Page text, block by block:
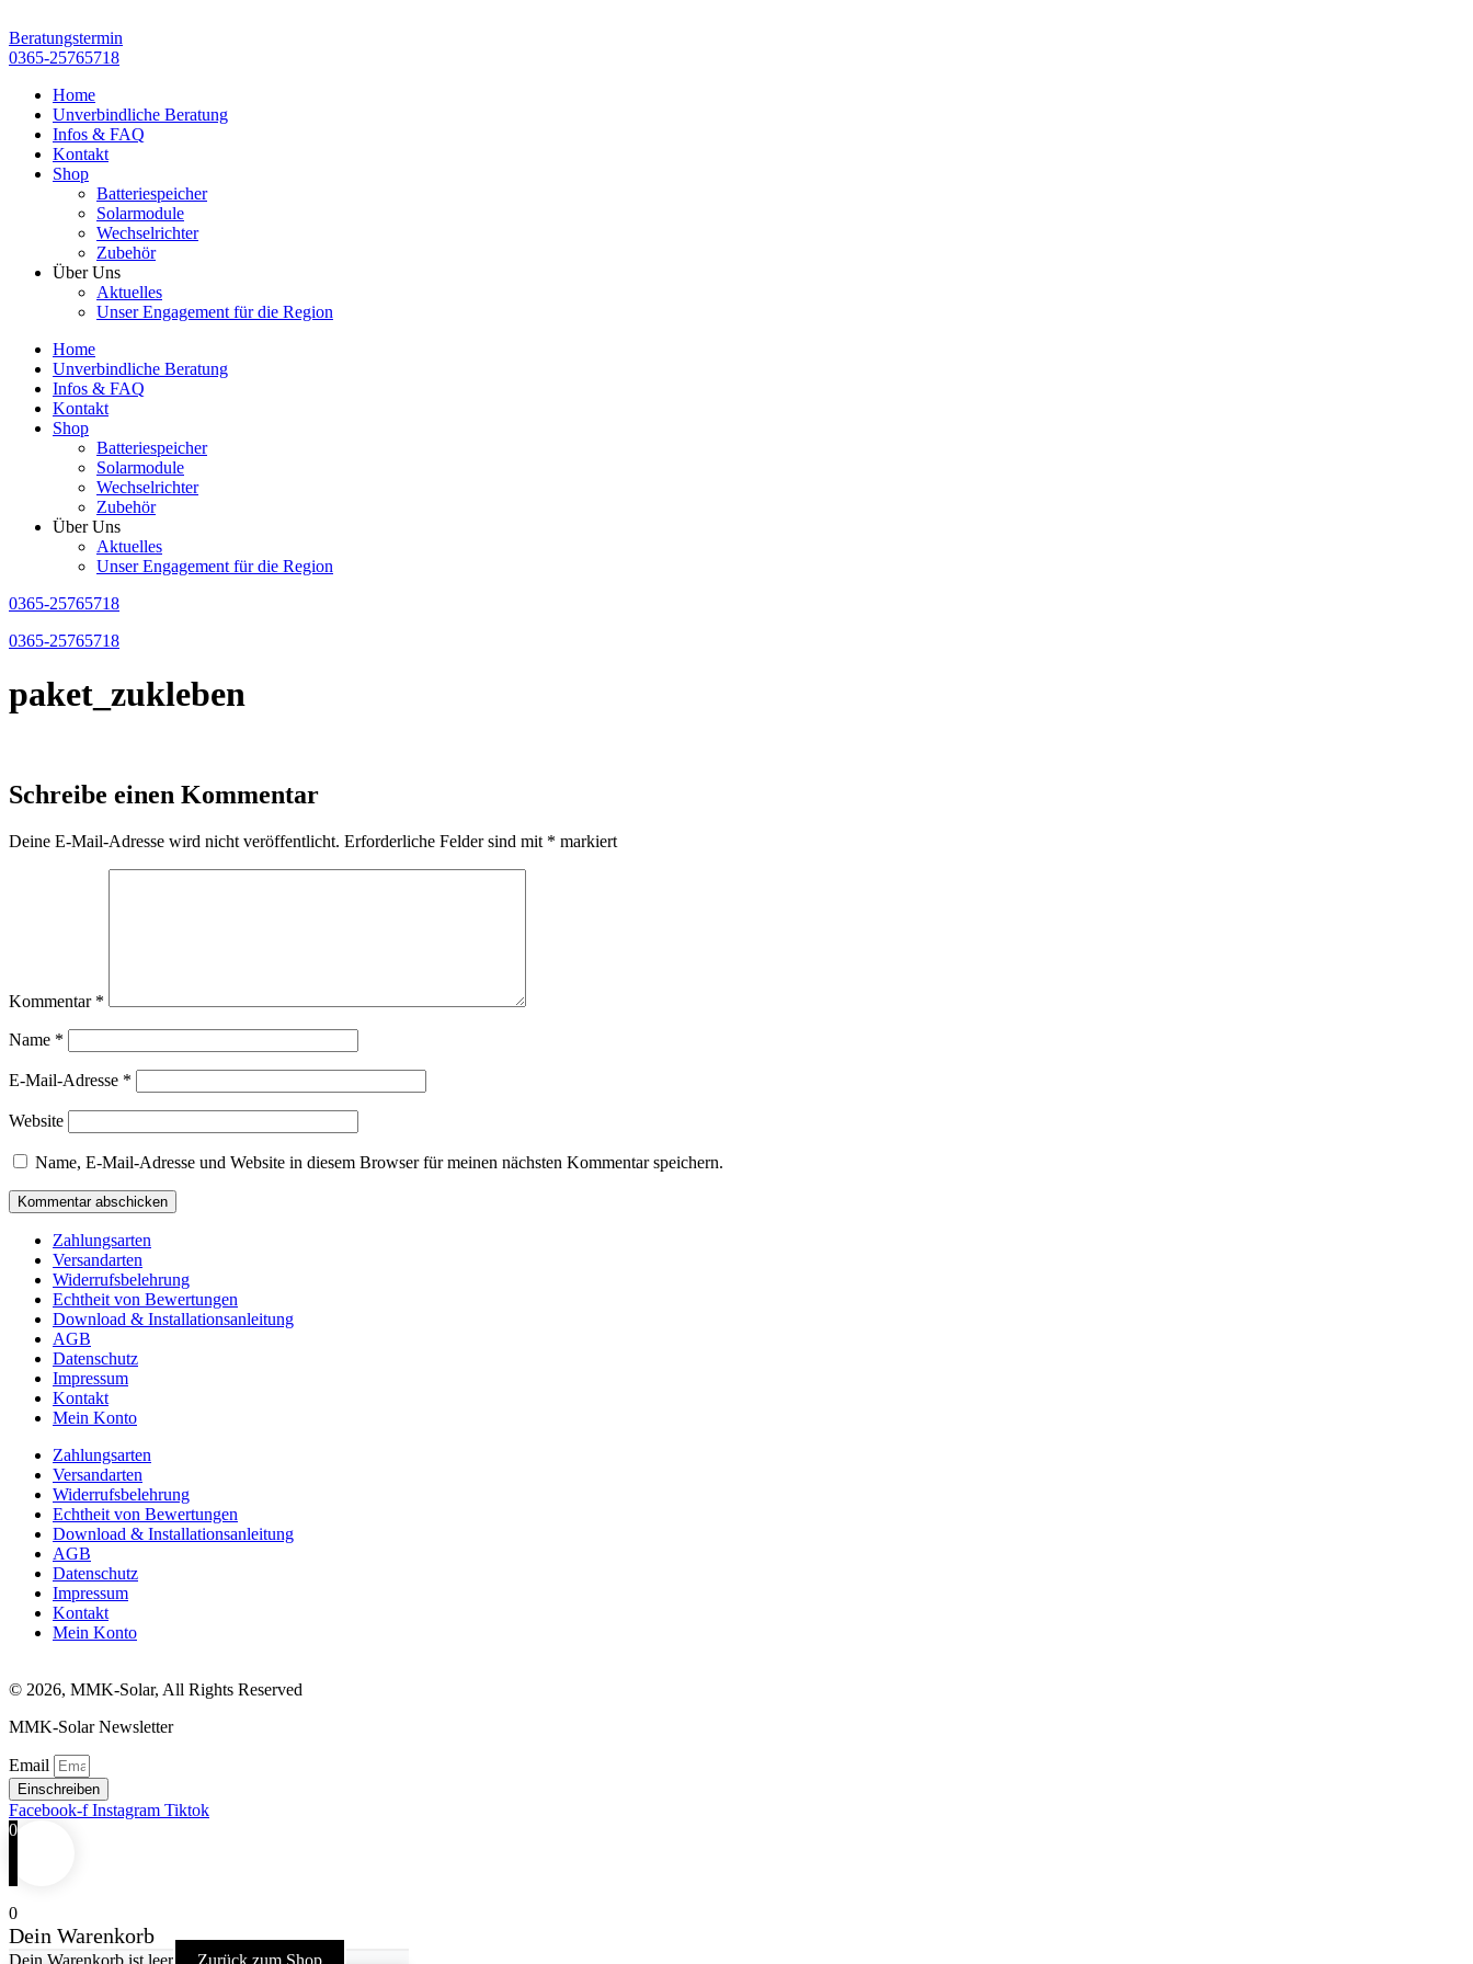
Inhalt
springen
Beratungstermin
0365-25765718
Home
Unverbindliche Beratung
Infos & FAQ
Kontakt
Shop
Batteriespeicher
Solarmodule
Wechselrichter
Zubehör
Über Uns
Aktuelles
Unser Engagement für die Region
Home
Unverbindliche Beratung
Infos & FAQ
Kontakt
Shop
Batteriespeicher
Solarmodule
Wechselrichter
Zubehör
Über Uns
Aktuelles
Unser Engagement für die Region
0365-25765718
0365-25765718
paket_zukleben
Schreibe einen Kommentar
Deine E-Mail-Adresse wird nicht veröffentlicht. Erforderliche Felder sind mit * markiert
Kommentar *
Name *
E-Mail-Adresse *
Website
Name, E-Mail-Adresse und Website in diesem Browser für meinen nächsten Kommentar speichern.
Zahlungsarten
Versandarten
Widerrufsbelehrung
Echtheit von Bewertungen
Download & Installationsanleitung
AGB
Datenschutz
Impressum
Kontakt
Mein Konto
Zahlungsarten
Versandarten
Widerrufsbelehrung
Echtheit von Bewertungen
Download & Installationsanleitung
AGB
Datenschutz
Impressum
Kontakt
Mein Konto
© 2026, MMK-Solar, All Rights Reserved
MMK-Solar Newsletter
Email
Einschreiben
Facebook-f Instagram Tiktok
0
0
Dein Warenkorb
Dein Warenkorb ist leer Zurück zum Shop